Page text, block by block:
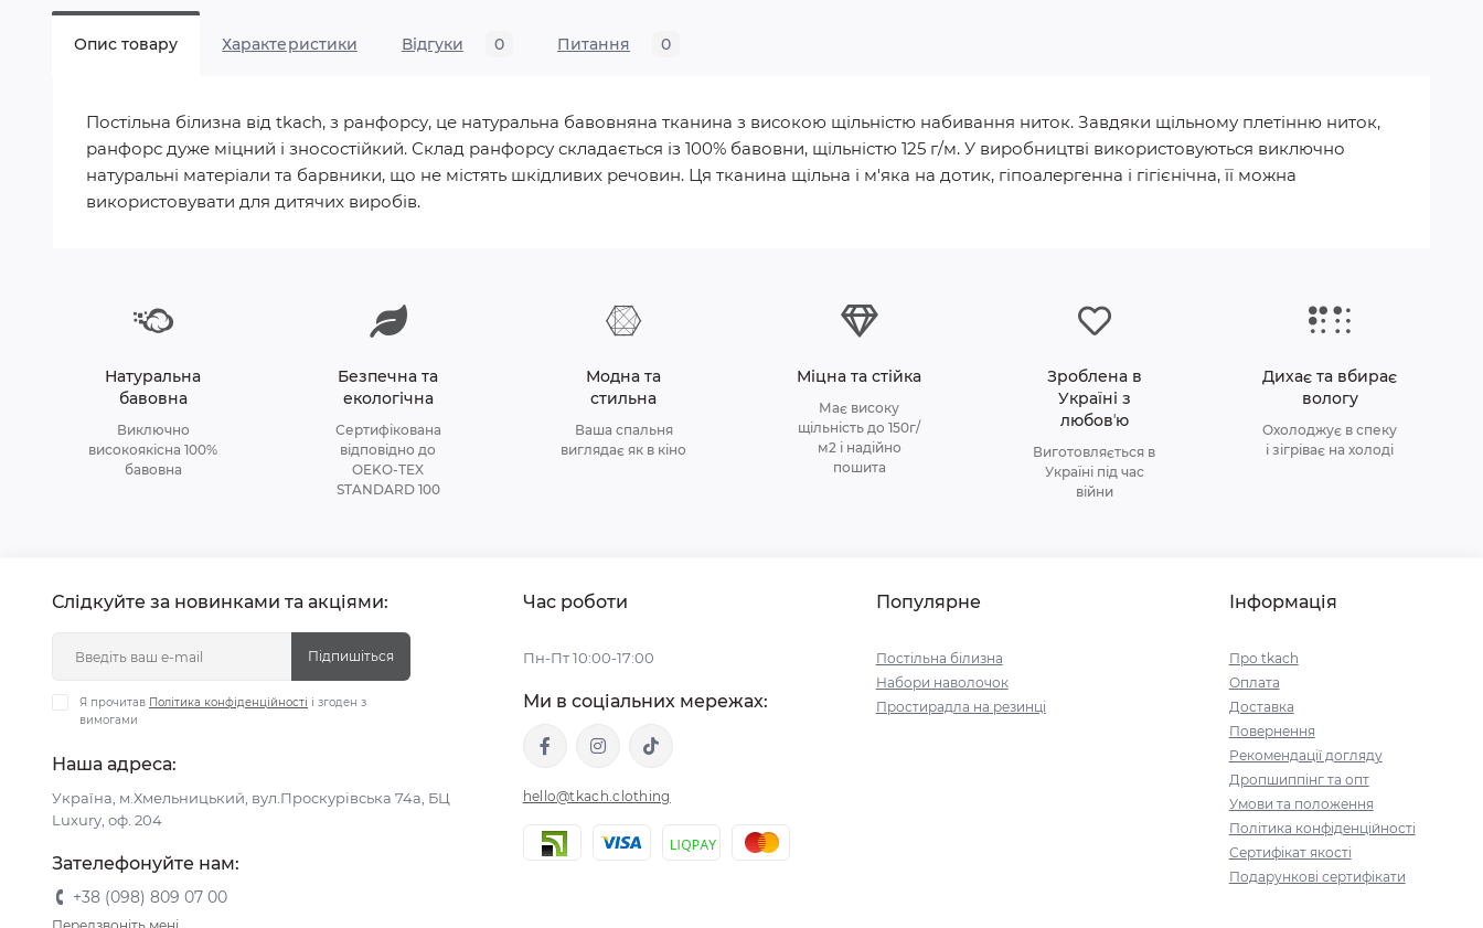
Опис товару Характеристики Відгуки 0 Питання 0
Постільна білизна від tkach, з ранфорсу, це натуральна бавовняна тканина з високою щільністю набивання ниток. Завдяки щільному плетінню ниток,
ранфорс дуже міцний і зносостійкий. Склад ранфорсу складається із 100% бавовни, щільністю 125 г/м. У виробництві використовуються виключно
натуральні матеріали та барвники, що не містять шкідливих речовин. Ця тканина щільна і м'яка на дотик, гіпоалергенна і гігієнічна, її можна
використовувати для дитячих виробів.
Натуральна
бавовна
Виключно
високоякісна 100%
бавовна
Безпечна та
екологічна
Сертифікована
відповідно до
OEKO-TEX
STANDARD 100
Модна та
стильна
Ваша спальня
виглядає як в кіно
Міцна та стійка
Має високу
щільність до 150г/
м2 і надійно
пошита
Зроблена в
Україні з
любовʼю
Виготовляється в
Україні під час
війни
Дихає та вбирає
вологу
Охолоджує в спеку
і зігріває на холоді
Слідкуйте за новинками та акціями:
Підпишіться
Я прочитав Політика конфіденційності і згоден з
вимогами
Наша адреса:
Україна, м.Хмельницький, вул.Проскурівська 74а, БЦ
Luxury, оф. 204
Зателефонуйте нам:
+38 (098) 809 07 00
Час роботи
Пн-Пт 10:00-17:00
Ми в соціальних мережах:
hello@tkach.clothing
Популярне
Постільна білизна
Набори наволочок
Простирадла на резинці
Інформація
Про tkach
Оплата
Доставка
Повернення
Рекомендації догляду
Дропшиппінг та опт
Умови та положення
Політика конфіденційності
Сертифікат якості
Подарункові сертифікати